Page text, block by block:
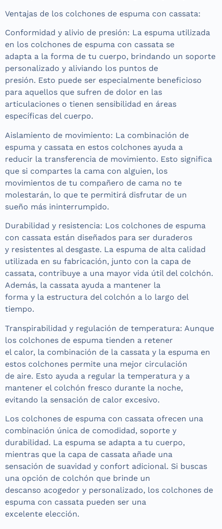
Ventajas de los colchones de espuma con cassata:
Conformidad y alivio de presión: La espuma utilizada
en los colchones de espuma con cassata se
adapta a la forma de tu cuerpo, brindando un soporte
personalizado y aliviando los puntos de
presión. Esto puede ser especialmente beneficioso
para aquellos que sufren de dolor en las
articulaciones o tienen sensibilidad en áreas
específicas del cuerpo.
Aislamiento de movimiento: La combinación de
espuma y cassata en estos colchones ayuda a
reducir la transferencia de movimiento. Esto significa
que si compartes la cama con alguien, los
movimientos de tu compañero de cama no te
molestarán, lo que te permitirá disfrutar de un
sueño más ininterrumpido.
Durabilidad y resistencia: Los colchones de espuma
con cassata están diseñados para ser duraderos
y resistentes al desgaste. La espuma de alta calidad
utilizada en su fabricación, junto con la capa de
cassata, contribuye a una mayor vida útil del colchón.
Además, la cassata ayuda a mantener la
forma y la estructura del colchón a lo largo del
tiempo.
Transpirabilidad y regulación de temperatura: Aunque
los colchones de espuma tienden a retener
el calor, la combinación de la cassata y la espuma en
estos colchones permite una mejor circulación
de aire. Esto ayuda a regular la temperatura y a
mantener el colchón fresco durante la noche,
evitando la sensación de calor excesivo.
Los colchones de espuma con cassata ofrecen una
combinación única de comodidad, soporte y
durabilidad. La espuma se adapta a tu cuerpo,
mientras que la capa de cassata añade una
sensación de suavidad y confort adicional. Si buscas
una opción de colchón que brinde un
descanso acogedor y personalizado, los colchones de
espuma con cassata pueden ser una
excelente elección.